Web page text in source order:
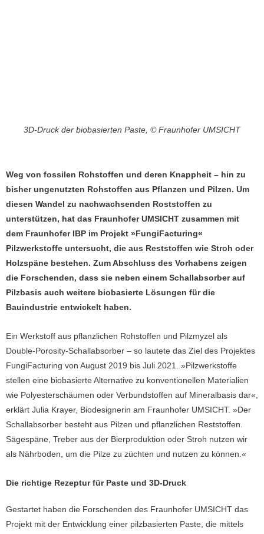
3D-Druck der biobasierten Paste, © Fraunhofer UMSICHT
Weg von fossilen Rohstoffen und deren Knappheit – hin zu
bisher ungenutzten Rohstoffen aus Pflanzen und Pilzen. Um
diesen Wandel zu nachwachsenden Roststoffen zu
unterstützen, hat das Fraunhofer UMSICHT zusammen mit
dem Fraunhofer IBP im Projekt »FungiFacturing«
Pilzwerkstoffe untersucht, die aus Reststoffen wie Stroh oder
Holzspäne bestehen. Zum Abschluss des Vorhabens zeigen
die Forschenden, dass sie neben einem Schallabsorber auf
Pilzbasis auch weitere biobasierte Lösungen für die
Bauindustrie entwickelt haben.
Ein Werkstoff aus pflanzlichen Rohstoffen und Pilzmyzel als
Double-Porosity-Schallabsorber – so lautete das Ziel des Projektes
FungiFacturing von August 2019 bis Juli 2021. »Pilzwerkstoffe
stellen eine biobasierte Alternative zu konventionellen Materialien
wie Polyesterschäumen oder Verbundstoffen auf Mineralbasis dar«,
erklärt Julia Krayer, Biodesignerin am Fraunhofer UMSICHT. »Der
Schallabsorber besteht aus Pilzen und pflanzlichen Reststoffen.
Sägespäne, Treber aus der Bierproduktion oder Stroh nutzen wir
als Nährboden, um die Pilze zu züchten und nutzen zu können.«
Die richtige Rezeptur für Paste und 3D-Druck
Gestartet haben die Forschenden des Fraunhofer UMSICHT das
Projekt mit der Entwicklung einer pilzbasierten Paste, die mittels